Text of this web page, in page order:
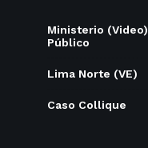
Ministerio (Video)
Público
Lima Norte (VE)
Caso Collique